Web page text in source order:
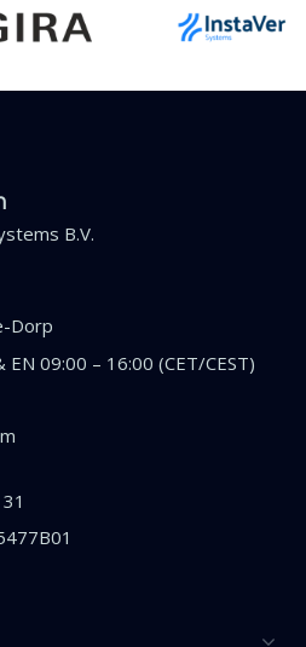
B.V.
Dorp
09:00 – 16:00 (CET/CEST)